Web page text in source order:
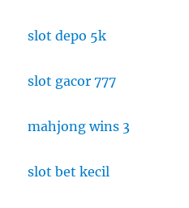
slot depo 5k
slot gacor 777
mahjong wins 3
slot bet kecil